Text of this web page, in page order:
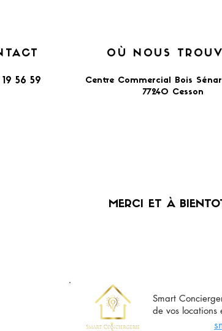
56 59
OÙ NOUS
Centre Commercial Bois
77240 Cesson​
​MERCI ET À
Smart
de vos locations